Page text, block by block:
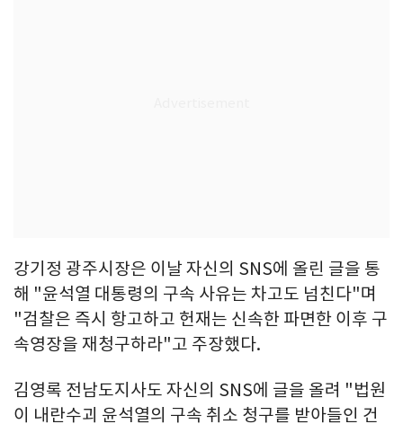
강기정 광주시장은 이날 자신의 SNS에 올린 글을 통
해 "윤석열 대통령의 구속 사유는 차고도 넘친다"며
"검찰은 즉시 항고하고 헌재는 신속한 파면한 이후 구
속영장을 재청구하라"고 주장했다.
김영록 전남도지사도 자신의 SNS에 글을 올려 "법원
이 내란수괴 윤석열의 구속 취소 청구를 받아들인 건